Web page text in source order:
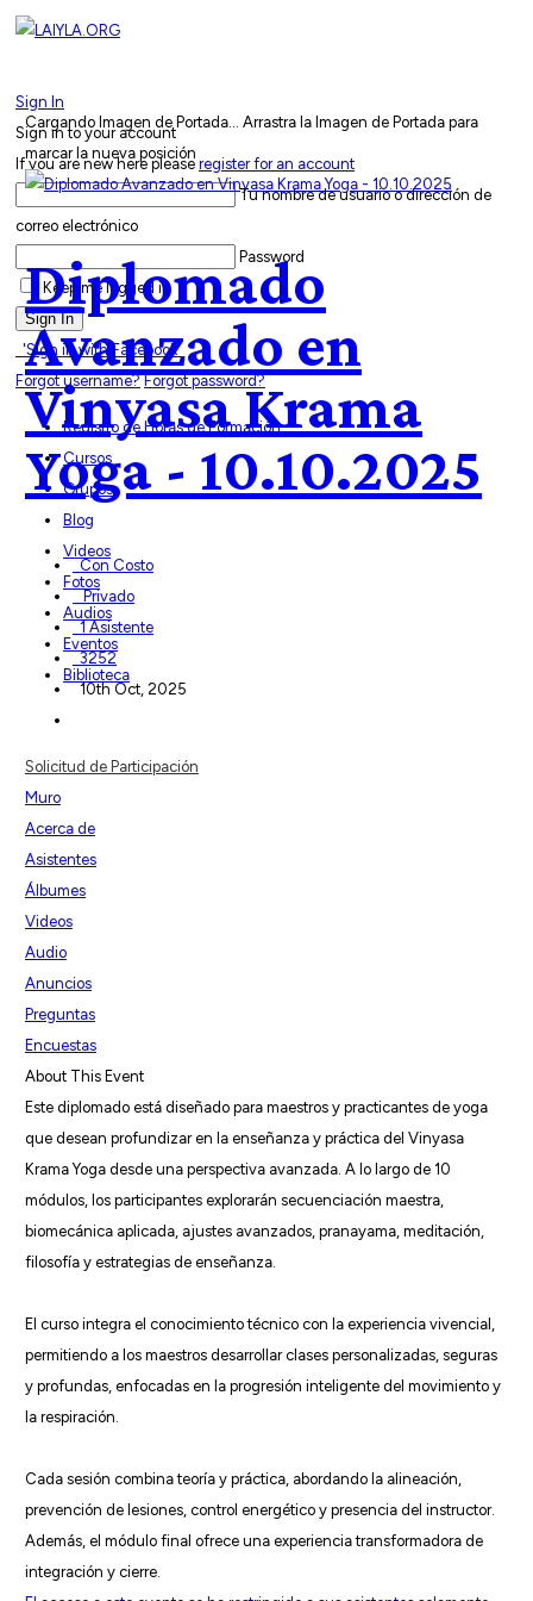
Sign In
Sign in to your account
If you are new here please register for an account
Tu nombre de usuario o dirección de
correo electrónico
Password
Keep me logged in
Sign In
'Sign in with Facebook'
Forgot username? Forgot password?
Registro de Horas de Formación
Cursos
Grupos
Blog
Videos
Fotos
Audios
Eventos
Biblioteca
Cargando Imagen de Portada... Arrastra la Imagen de Portada para
marcar la nueva posición
Diplomado
Avanzado en
Vinyasa Krama
Yoga - 10.10.2025
Con Costo
Privado
1 Asistente
3252
10th Oct, 2025
Solicitud de Participación
Muro
Acerca de
Asistentes
Álbumes
Videos
Audio
Anuncios
Preguntas
Encuestas
About This Event
Este diplomado está diseñado para maestros y practicantes de yoga
que desean profundizar en la enseñanza y práctica del Vinyasa
Krama Yoga desde una perspectiva avanzada. A lo largo de 10
módulos, los participantes explorarán secuenciación maestra,
biomecánica aplicada, ajustes avanzados, pranayama, meditación,
filosofía y estrategias de enseñanza.
El curso integra el conocimiento técnico con la experiencia vivencial,
permitiendo a los maestros desarrollar clases personalizadas, seguras
y profundas, enfocadas en la progresión inteligente del movimiento y
la respiración.
Cada sesión combina teoría y práctica, abordando la alineación,
prevención de lesiones, control energético y presencia del instructor.
Además, el módulo final ofrece una experiencia transformadora de
integración y cierre.